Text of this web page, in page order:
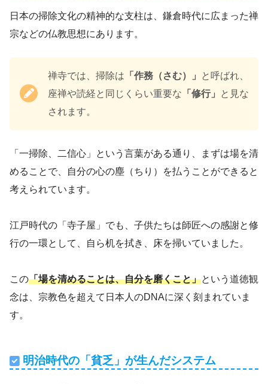
日本の掃除文化の精神的な支柱は、鎌倉時代に広まった禅
宗などの仏教思想にあります。
禅寺では、掃除は 「作務（さむ）」
と呼ばれ、
座禅や読経と同じくらい重要な 「修行」
と見な
されます。
「一掃除、二信心」という言葉がある通り、まずは場を清
めることで、自分の心の塵（ちり）を払うことができると
考えられています。
江戸時代の「寺子屋」でも、子供たちは師匠への感謝と修
行の一環として、自ら机を拭き、床を掃いていました。
この「場を清めることは、自分を磨くこと」という道徳観
念は、宗教色を超えて日本人のDNAに深く刻まれていま
す。
明治時代の「貧乏」が生んだシステム